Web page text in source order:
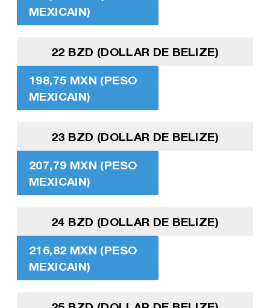
MEXICAIN)
22 BZD (DOLLAR DE BELIZE)
198,75 MXN (PESO
MEXICAIN)
23 BZD (DOLLAR DE BELIZE)
207,79 MXN (PESO
MEXICAIN)
24 BZD (DOLLAR DE BELIZE)
216,82 MXN (PESO
MEXICAIN)